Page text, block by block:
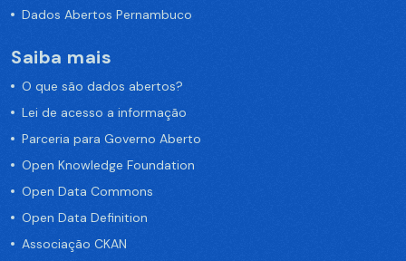
Dados Abertos Pernambuco
Saiba mais
O que são dados abertos?
Lei de acesso a informação
Parceria para Governo Aberto
Open Knowledge Foundation
Open Data Commons
Open Data Definition
Associação CKAN